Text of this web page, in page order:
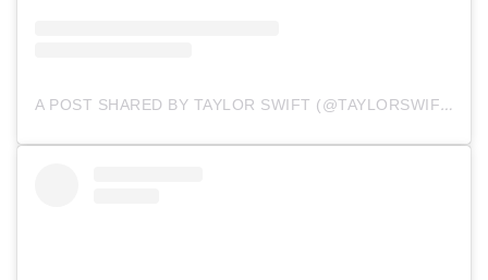
A
POST SHARED BY TAYLOR SWIFT (@TAYLORSWIFT)